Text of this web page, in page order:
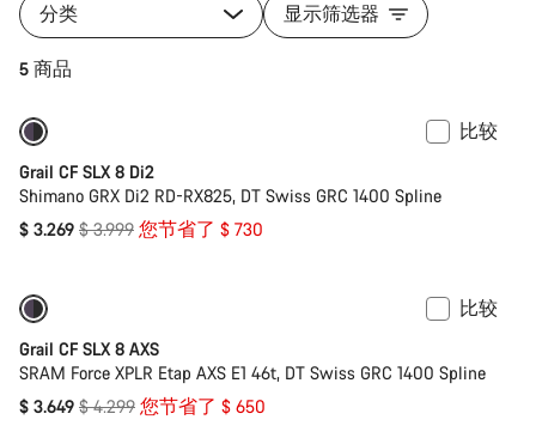
分类 显示筛选器
5 商品
比较
Grail CF SLX 8 Di2
Shimano GRX Di2 RD-RX825, DT Swiss GRC 1400 Spline
$ 3.269 原
$ 3.999 您节省了 $ 730
比较
Grail CF SLX 8 AXS
SRAM Force XPLR Etap AXS E1 46t, DT Swiss GRC 1400 Spline
$ 3.649 原
$ 4.299 您节省了 $ 650